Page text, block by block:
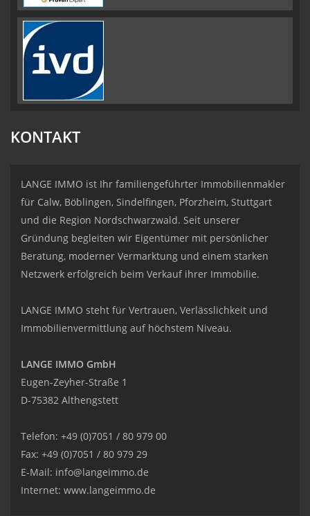
KONTAKT
LANGE IMMO ist Ihr familiengeführter Immobilienmakler
für Calw, Böblingen, Sindelfingen, Pforzheim, Stuttgart
und die Region Nordschwarzwald. Seit unserer
Gründung begleiten wir Eigentümer mit persönlicher
Beratung, moderner Vermarktung und einem starken
Netzwerk erfolgreich beim Verkauf ihrer Immobilie.
LANGE IMMO steht für Vertrauen, Verlässlichkeit und
Immobilienvermittlung auf höchstem Niveau.
LANGE IMMO GmbH
Eugen-Zeyher-Straße 1
D-75382 Althengstett
Telefon: +49 (0)7051 / 80 979 00
Fax: +49 (0)7051 / 80 979 29
E-Mail: info@langeimmo.de
Internet: www.langeimmo.de